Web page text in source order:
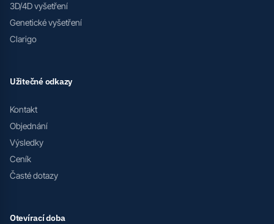
3D/4D vyšetření
Genetické vyšetření
Clarigo
Užitečné odkazy
Kontakt
Objednání
Výsledky
Ceník
Časté dotazy
Otevírací doba